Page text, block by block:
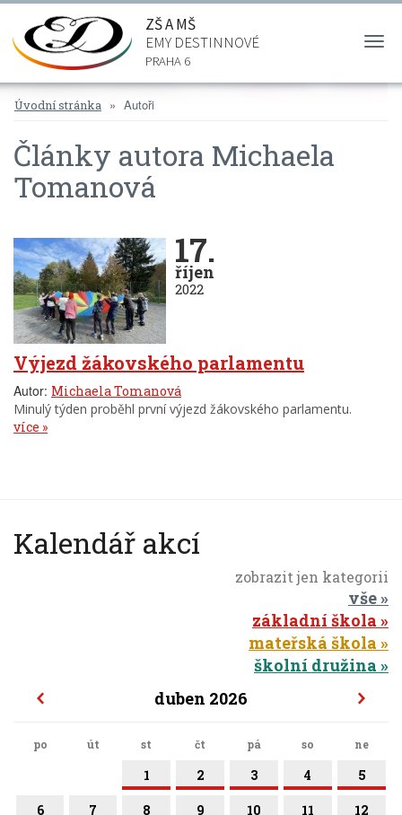
ZŠ A MŠ
EMY DESTINNOVÉ
PRAHA 6
Úvodní stránka Autoři
Články autora Michaela
Tomanová
17.
říjen
2022
Výjezd žákovského parlamentu
Autor: Michaela Tomanová
Minulý týden proběhl první výjezd žákovského parlamentu.
více
Kalendář akcí
zobrazit jen kategorii
vše
základní škola
mateřská škola
školní družina
duben 2026
po út st čt pá so ne
1 2 3 4 5
6 7 8 9 10 11 12